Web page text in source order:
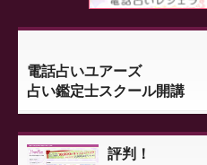
電話占いユアーズ
占い鑑定士スクール開講
評判！